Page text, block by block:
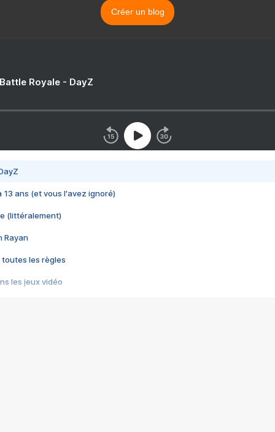
Créer un blog
Royale - DayZ
13 ans (et vous l'avez ignoré)
(littéralement)
Rayan
toutes les règles
les jeux vidéo